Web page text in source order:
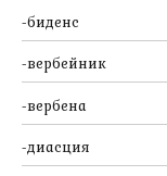
биденс
вербейник
вербена
диасция